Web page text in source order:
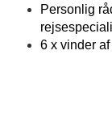
Personlig
6 x vinder